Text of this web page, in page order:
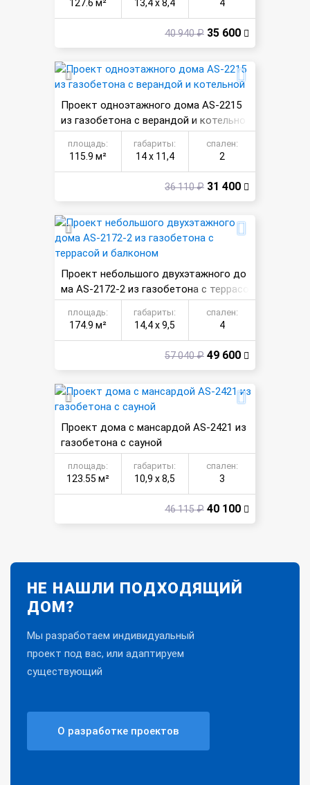
127.6 м² 13,4 х 8,4 4
40 940 ₽ 35 600
Проект одноэтажного дома AS-2215
из газобетона с верандой и котельно
й
площадь:
115.9 м²
габариты:
14 х 11,4
спален:
2
36 110 ₽ 31 400
Проект небольшого двухэтажного до
ма AS-2172-2 из газобетона с террасо
й и балконом
площадь:
174.9 м²
габариты:
14,4 х 9,5
спален:
4
57 040 ₽ 49 600
Проект дома с мансардой AS-2421 из
газобетона с сауной
площадь:
123.55 м²
габариты:
10,9 х 8,5
спален:
3
46 115 ₽ 40 100
НЕ НАШЛИ ПОДХОДЯЩИЙ
ДОМ?
Мы разработаем индивидуальный
проект под вас, или адаптируем
существующий
О разработке проектов